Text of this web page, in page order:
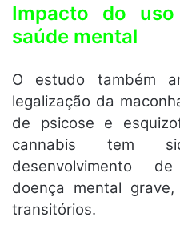
Impacto do
saúde mental
O estudo também
legalização da
de psicose e
cannabis tem
desenvolvimento
doença mental
transitórios.